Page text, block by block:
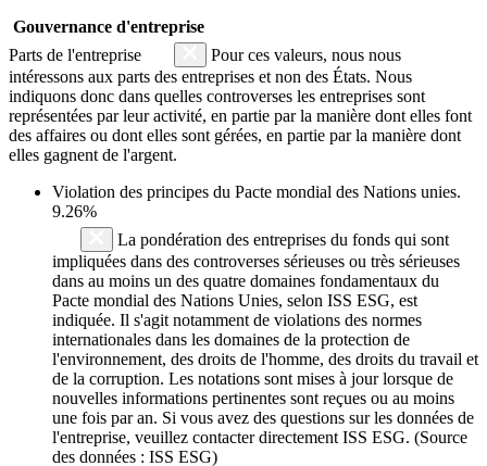
Gouvernance d'entreprise
Parts de l'entreprise
Pour ces valeurs, nous nous
intéressons aux parts des entreprises et non des États. Nous
indiquons donc dans quelles controverses les entreprises sont
représentées par leur activité, en partie par la manière dont elles font
des affaires ou dont elles sont gérées, en partie par la manière dont
elles gagnent de l'argent.
Violation des principes du Pacte mondial des Nations unies.
9.26%
La pondération des entreprises du fonds qui sont
impliquées dans des controverses sérieuses ou très sérieuses
dans au moins un des quatre domaines fondamentaux du
Pacte mondial des Nations Unies, selon ISS ESG, est
indiquée. Il s'agit notamment de violations des normes
internationales dans les domaines de la protection de
l'environnement, des droits de l'homme, des droits du travail et
de la corruption. Les notations sont mises à jour lorsque de
nouvelles informations pertinentes sont reçues ou au moins
une fois par an. Si vous avez des questions sur les données de
l'entreprise, veuillez contacter directement ISS ESG. (Source
des données : ISS ESG)